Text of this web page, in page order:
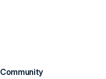
Community